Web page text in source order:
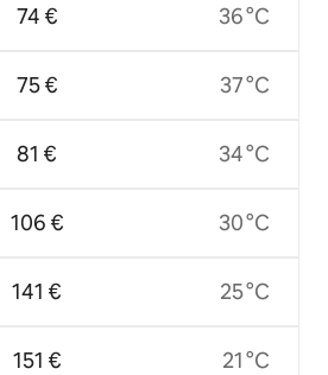
74 €
75 €
81 €
106 €
141 €
151 €
36 °C
37 °C
34 °C
30 °C
25 °C
21 °C